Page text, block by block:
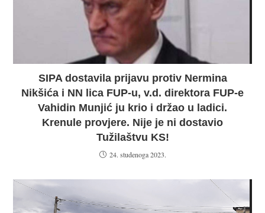
SIPA dostavila prijavu protiv Nermina
Nikšića i NN lica FUP-u, v.d. direktora FUP-e
Vahidin Munjić ju krio i držao u ladici.
Krenule provjere. Nije je ni dostavio
Tužilaštvu KS!
24. studenoga 2023.